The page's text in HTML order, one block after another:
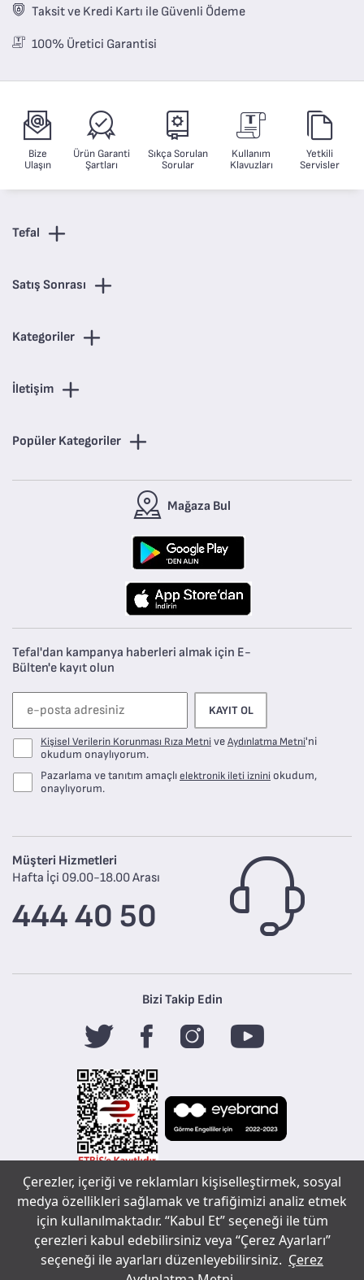
Çerezler, içeriği ve reklamları kişiselleştirmek, sosyal
medya özellikleri sağlamak ve trafiğimizi analiz etmek
için kullanılmaktadır. “Kabul Et” seçeneği ile tüm
çerezleri kabul edebilirsiniz veya “Çerez Ayarları”
seçeneği ile ayarları düzenleyebilirsiniz. Çerez
Taksit ve Kredi Kartı ile Güvenli Ödeme
100% Üretici Garantisi
Bize
Ulaşın
Ürün Garanti
Şartları
Sıkça Sorulan
Sorular
Kullanım
Klavuzları
Yetkili
Servisler
Tefal
Satış Sonrası
Kategoriler
İletişim
Popüler Kategoriler
Mağaza Bul
Tefal'dan kampanya haberleri almak için E-
Bülten'e kayıt olun
KAYIT OL
Kişisel Verilerin Korunması Rıza MetniveAydınlatma Metni'ni
okudum onaylıyorum.
Pazarlama ve tanıtım amaçlıelektronik ileti iznini okudum,
onaylıyorum.
Müşteri Hizmetleri
Hafta İçi 09.00-18.00 Arası
444 40 50
Bizi Takip Edin
Copyright ©
2020 Tüm
Tefal
bir markasıdır.
Sohbet çerez tercihleri